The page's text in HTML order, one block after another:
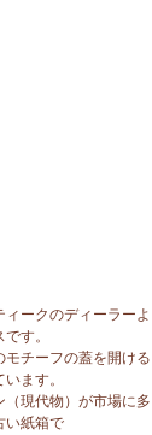
ークのディーラー
す。
チーフの蓋を開ける
ます。
現代物）が市場に
い紙箱で